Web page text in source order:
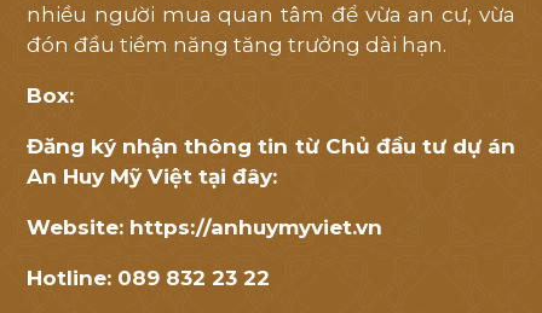
nhiều người mua quan tâm để vừa an cư, vừa
đón đầu tiềm năng tăng trưởng dài hạn.
Box:
Đăng ký nhận thông tin từ Chủ đầu tư dự án
An Huy Mỹ Việt tại đây:
Website: https://anhuymyviet.vn
Hotline: 089 832 23 22